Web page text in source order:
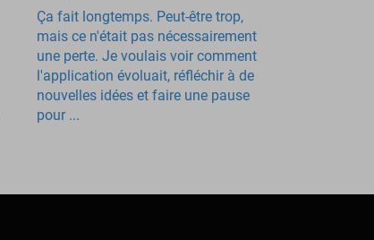
Ça fait longtemps. Peut-être trop,
mais ce n'était pas nécessairement
une perte. Je voulais voir comment
l'application évoluait, réfléchir à de
nouvelles idées et faire une pause
pour ...